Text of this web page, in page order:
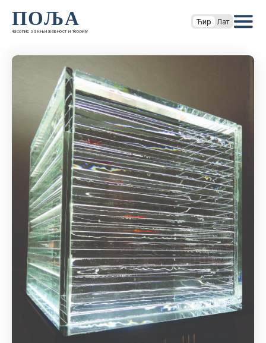
ПОЉА
часопис за књижевност и теорију
Ћир Лат